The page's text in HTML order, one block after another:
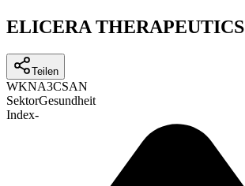
ELICERA THERAPEUTICS
Teilen
WKNA3CSAN
SektorGesundheit
Index-